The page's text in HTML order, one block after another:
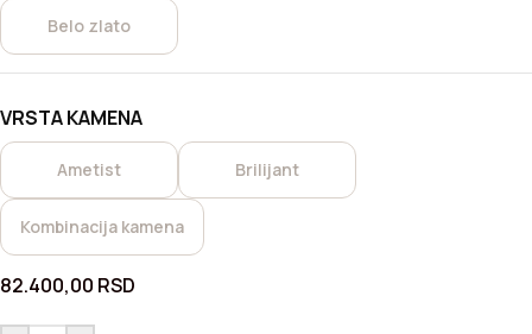
Belo zlato
VRSTA KAMENA
Ametist Brilijant
Kombinacija kamena
82.400,00 RSD